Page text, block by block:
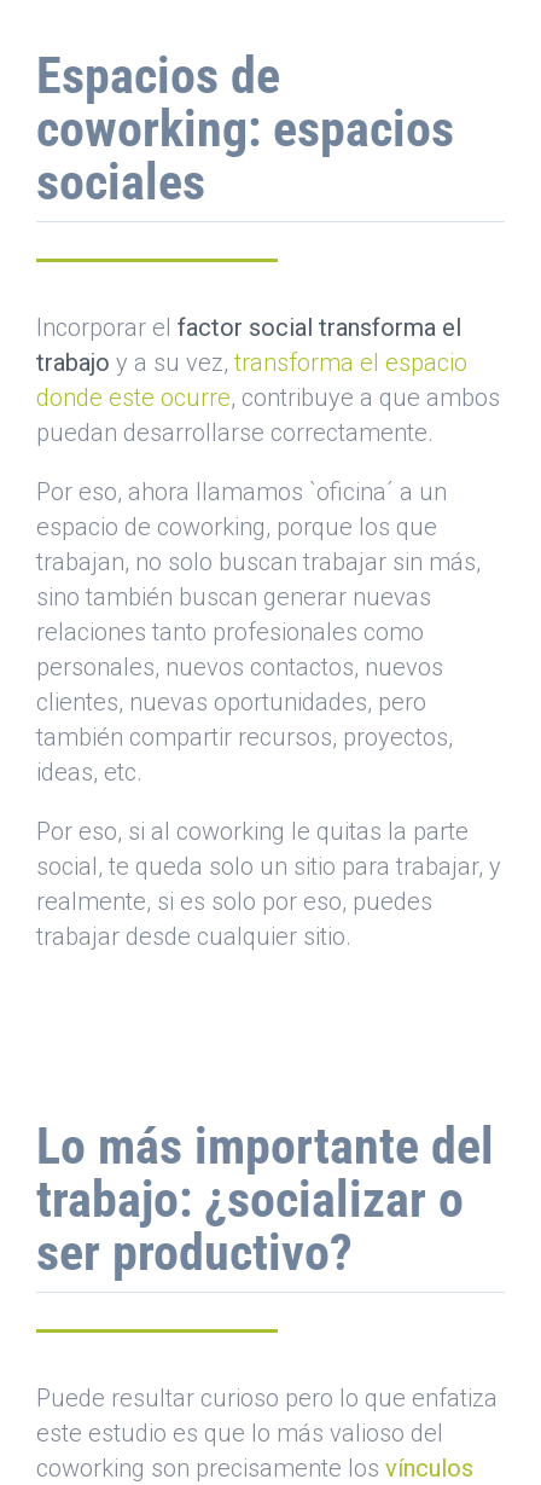
Espacios de
coworking: espacios
sociales
Incorporar el factor social transforma el
trabajo y a su vez, transforma el espacio
donde este ocurre, contribuye a que ambos
puedan desarrollarse correctamente.
Por eso, ahora llamamos `oficina´ a un
espacio de coworking, porque los que
trabajan, no solo buscan trabajar sin más,
sino también buscan generar nuevas
relaciones tanto profesionales como
personales, nuevos contactos, nuevos
clientes, nuevas oportunidades, pero
también compartir recursos, proyectos,
ideas, etc.
Por eso, si al coworking le quitas la parte
social, te queda solo un sitio para trabajar, y
realmente, si es solo por eso, puedes
trabajar desde cualquier sitio.
Lo más importante del
trabajo: ¿socializar o
ser productivo?
Puede resultar curioso pero lo que enfatiza
este estudio es que lo más valioso del
coworking son precisamente los vínculos